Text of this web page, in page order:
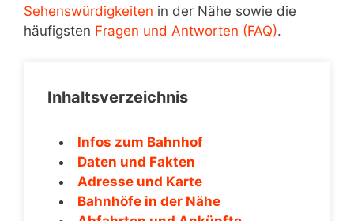
Sehenswürdigkeiten in der Nähe sowie die
häufigsten Fragen und Antworten (FAQ).
Inhaltsverzeichnis
Infos zum Bahnhof
Daten und Fakten
Adresse und Karte
Bahnhöfe in der Nähe